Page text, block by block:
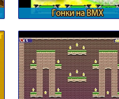
Гонки на BMX